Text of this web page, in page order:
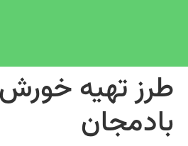
طرز تهیه
بادمجان